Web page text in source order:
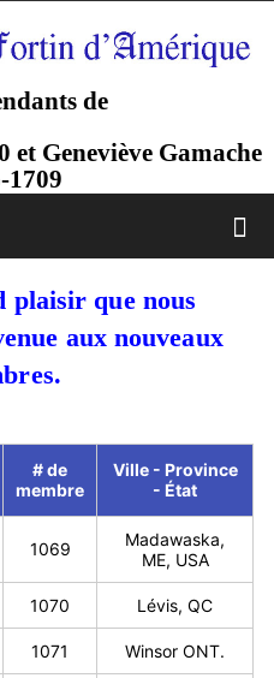
de
Geneviève Gamache
1709
plaisir que nous
aux nouveaux
# de
membre
Ville - Province
- État
1069
Madawaska,
ME, USA
1070 Lévis, QC
1071 Winsor ONT.